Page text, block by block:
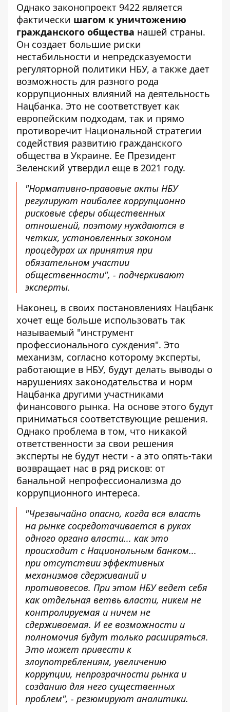
Однако законопроект 9422 является
фактически шагом к уничтожению
гражданского общества нашей страны.
Он создает большие риски
нестабильности и непредсказуемости
регуляторной политики НБУ, а также дает
возможность для разного рода
коррупционных влияний на деятельность
Нацбанка. Это не соответствует как
европейским подходам, так и прямо
противоречит Национальной стратегии
содействия развитию гражданского
общества в Украине. Ее Президент
Зеленский утвердил еще в 2021 году.
"Нормативно-правовые акты НБУ
регулируют наиболее коррупционно
рисковые сферы общественных
отношений, поэтому нуждаются в
четких, установленных законом
процедурах их принятия при
обязательном участии
общественности", - подчеркивают
эксперты.
Наконец, в своих постановлениях Нацбанк
хочет еще больше использовать так
называемый "инструмент
профессионального суждения". Это
механизм, согласно которому эксперты,
работающие в НБУ, будут делать выводы о
нарушениях законодательства и норм
Нацбанка другими участниками
финансового рынка. На основе этого будут
приниматься соответствующие решения.
Однако проблема в том, что никакой
ответственности за свои решения
эксперты не будут нести - а это опять-таки
возвращает нас в ряд рисков: от
банальной непрофессионализма до
коррупционного интереса.
"Чрезвычайно опасно, когда вся власть
на рынке сосредотачивается в руках
одного органа власти... как это
происходит с Национальным банком...
при отсутствии эффективных
механизмов сдерживаний и
противовесов. При этом НБУ ведет себя
как отдельная ветвь власти, никем не
контролируемая и ничем не
сдерживаемая. И ее возможности и
полномочия будут только расширяться.
Это может привести к
злоупотреблениям, увеличению
коррупции, непрозрачности рынка и
созданию для него существенных
проблем", - резюмируют аналитики.